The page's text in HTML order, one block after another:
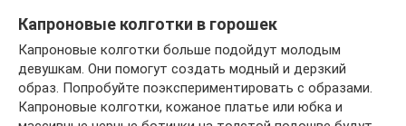
Капроновые колготки в горошек
Капроновые колготки больше подойдут молодым
девушкам. Они помогут создать модный и дерзкий
образ. Попробуйте поэкспериментировать с образами.
Капроновые колготки, кожаное платье или юбка и